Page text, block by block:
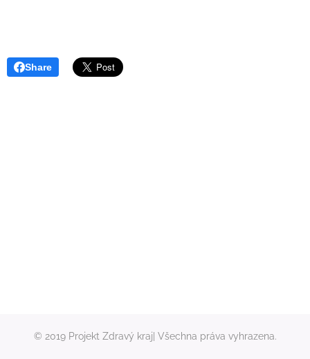
Share
© 2019 Projekt Zdravý kraj| Všechna práva vyhrazena.